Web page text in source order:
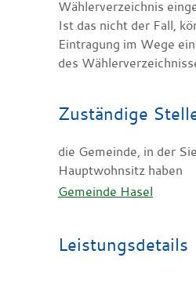
Wählerverzeichnis
Ist das nicht der Fall,
Eintragung im Wege
des
Zuständige
die Gemeinde, in der
Hauptwohnsitz haben
Gemeinde Hasel
Leistungsdetails